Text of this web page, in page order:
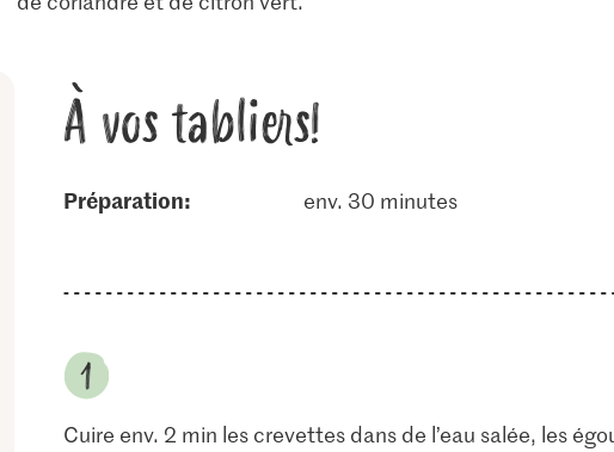
À vos tabliers!
Préparation: env. 30 minutes
Cuire env. 2 min les crevettes dans de l’eau salée, les